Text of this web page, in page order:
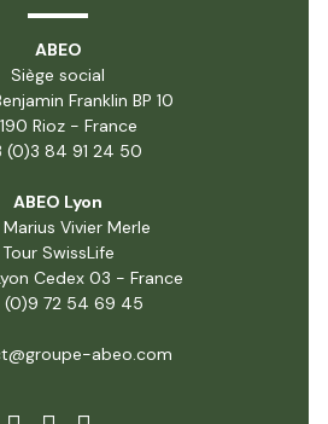
ABEO
Siège social
Franklin BP 10
Rioz - France
(0)3 84 91 24 50
ABEO Lyon
Marius Vivier Merle
Tour SwissLife
Cedex 03 - France
(0)9 72 54 69 45
abeo.com